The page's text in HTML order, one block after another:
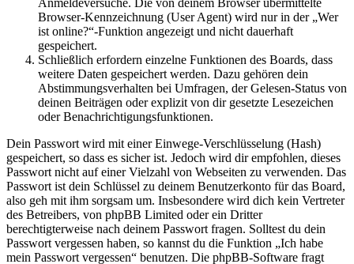
Anmeldeversuche. Die von deinem Browser übermittelte
Browser-Kennzeichnung (User Agent) wird nur in der „Wer
ist online?“-Funktion angezeigt und nicht dauerhaft
gespeichert.
Schließlich erfordern einzelne Funktionen des Boards, dass
weitere Daten gespeichert werden. Dazu gehören dein
Abstimmungsverhalten bei Umfragen, der Gelesen-Status von
deinen Beiträgen oder explizit von dir gesetzte Lesezeichen
oder Benachrichtigungsfunktionen.
Dein Passwort wird mit einer Einwege-Verschlüsselung (Hash)
gespeichert, so dass es sicher ist. Jedoch wird dir empfohlen, dieses
Passwort nicht auf einer Vielzahl von Webseiten zu verwenden. Das
Passwort ist dein Schlüssel zu deinem Benutzerkonto für das Board,
also geh mit ihm sorgsam um. Insbesondere wird dich kein Vertreter
des Betreibers, von phpBB Limited oder ein Dritter
berechtigterweise nach deinem Passwort fragen. Solltest du dein
Passwort vergessen haben, so kannst du die Funktion „Ich habe
mein Passwort vergessen“ benutzen. Die phpBB-Software fragt